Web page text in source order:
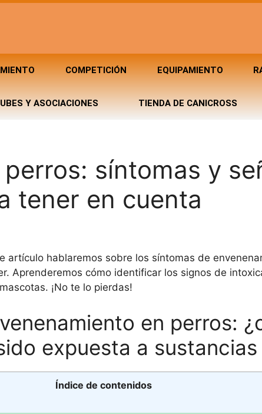
COMPETICIÓN EQUIPAMIENTO
Y ASOCIACIONES TIENDA DE CANICROSS
síntomas y
tener en cuenta
artículo hablaremos sobre los síntomas de
Aprenderemos cómo identificar los signos de
¡No te lo pierdas!
en perros:
expuesta a
Índice de contenidos